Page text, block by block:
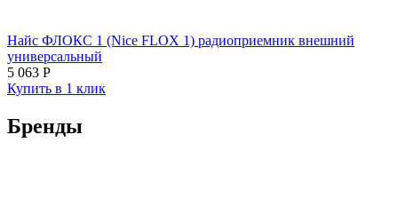
Найс ФЛОКС 1 (Nice FLOX 1) радиоприемник внешний
универсальный
5 063 Р
Купить в 1 клик
Бренды